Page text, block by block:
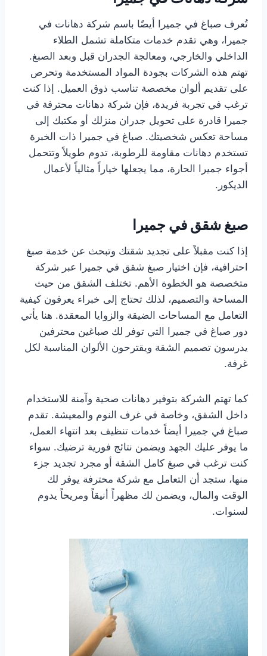
تُعرف صباغ في جميرا أيضًا باسم شركة دهانات في
جميرا، وهي تقدم خدمات متكاملة تشمل الطلاء
الداخلي والخارجي، ومعالجة الجدران قبل وبعد الصبغ.
تهتم هذه الشركات بجودة المواد المستخدمة وتحرص
على تقديم ألوان مخصصة تناسب ذوق العميل. إذا كنت
ترغب في تجربة فريدة، فإن شركة دهانات محترفة في
جميرا قادرة على تحويل جدران منزلك أو مكتبك إلى
مساحة تعكس شخصيتك. صباغ في جميرا ذات الخبرة
تستخدم دهانات مقاومة للرطوبة، تدوم طويلاً وتتحمل
أجواء جميرا الحارة، مما يجعلها خياراً مثالياً لأعمال
الديكور.
صبغ شقق في جميرا
إذا كنت مقبلاً على تجديد شقتك وتبحث عن خدمة صبغ
احترافية، فإن اختيار صبغ شقق في جميرا عبر شركة
متخصصة هو الخطوة الأهم. تختلف الشقق من حيث
المساحة والتصميم، لذلك تحتاج إلى خبراء يعرفون كيفية
التعامل مع المساحات الضيقة والزوايا المعقدة. هنا يأتي
دور صباغ في جميرا التي توفر لك صباغين محترفين
يدرسون تصميم الشقة ويقترحون الألوان المناسبة لكل
غرفة.
كما تهتم الشركة بتوفير دهانات صحية وآمنة للاستخدام
داخل الشقق، وخاصة في غرف النوم والمعيشة. تقدم
صباغ في جميرا أيضاً خدمات تنظيف بعد انتهاء العمل،
ما يوفر عليك الجهد ويضمن نتائج فورية ترضيك. سواء
كنت ترغب في صبغ كامل الشقة أو مجرد تجديد جزء
منها، ستجد أن التعامل مع شركة محترفة يوفر لك
الوقت والمال، ويضمن لك مظهراً أنيقاً ومريحاً يدوم
لسنوات.